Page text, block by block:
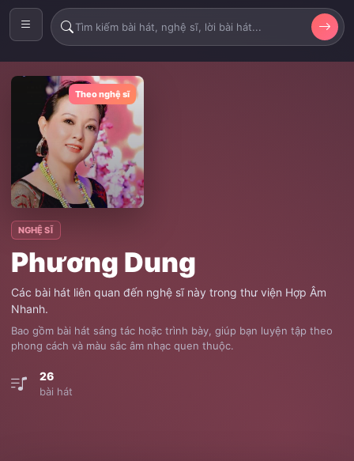
Theo nghệ sĩ
NGHỆ SĨ
Phương Dung
Các bài hát liên quan đến nghệ sĩ này trong thư viện Hợp Âm
Nhanh.
Bao gồm bài hát sáng tác hoặc trình bày, giúp bạn luyện tập theo
phong cách và màu sắc âm nhạc quen thuộc.
26
bài hát